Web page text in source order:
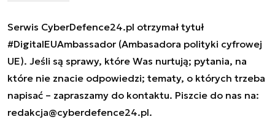
Serwis CyberDefence24.pl otrzymał tytuł
#DigitalEUAmbassador (Ambasadora polityki cyfrowej
UE). Jeśli są sprawy, które Was nurtują; pytania, na
które nie znacie odpowiedzi; tematy, o których trzeba
napisać – zapraszamy do kontaktu. Piszcie do nas na:
redakcja@cyberdefence24.pl.